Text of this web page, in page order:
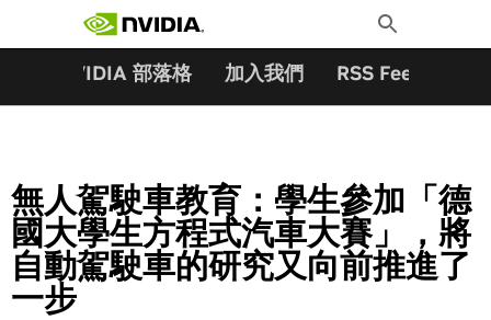
Toggle
Search
NVIDIA 部落格 加入我們 RSS Feeds
無人駕駛車教育：學生參加「德
國大學生方程式汽車大賽」，將
自動駕駛車的研究又向前推進了
一步